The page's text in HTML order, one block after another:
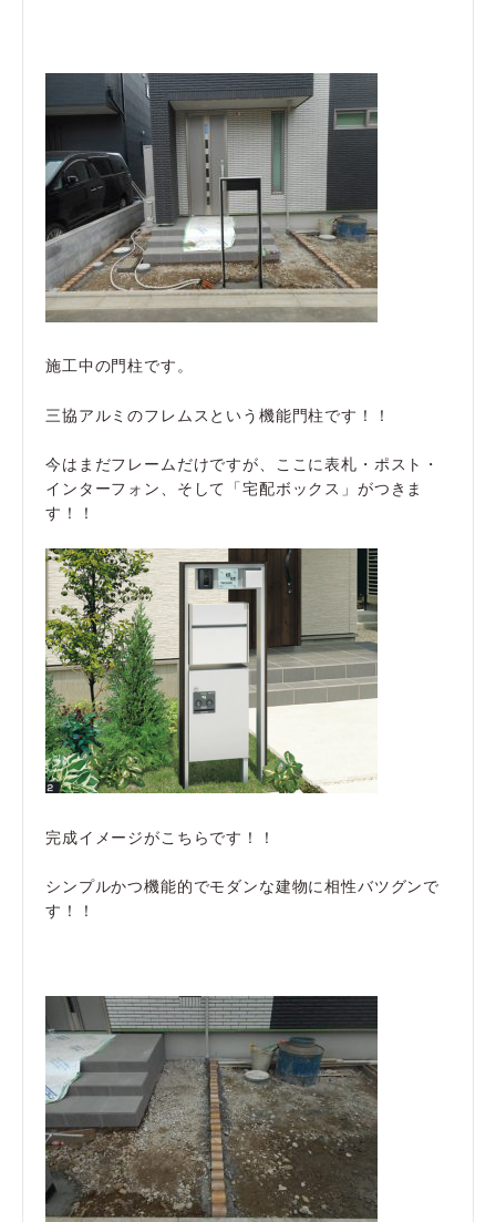
施工中の門柱です。
三協アルミのフレムスという機能門柱です！！
今はまだフレームだけですが、ここに表札・ポスト・
インターフォン、そして「宅配ボックス」がつきま
す！！
完成イメージがこちらです！！
シンプルかつ機能的でモダンな建物に相性バツグンで
す！！